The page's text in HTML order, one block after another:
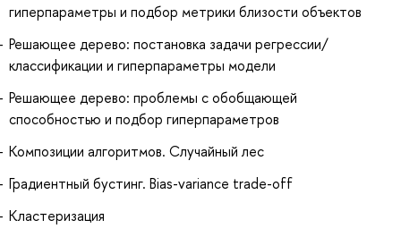
гиперпараметры и подбор метрики близости объектов
Решающее дерево: постановка задачи регрессии/
классификации и гиперпараметры модели
Решающее дерево: проблемы с обобщающей
способностью и подбор гиперпараметров
Композиции алгоритмов. Случайный лес
Градиентный бустинг. Bias-variance trade-off
Кластеризация